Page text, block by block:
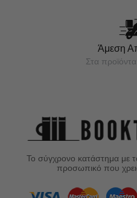
Άμεση
Στα
Το σύγχρονο κατάστημα με το
προσωπικό που